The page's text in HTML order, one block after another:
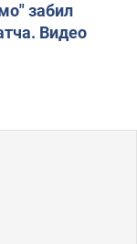
забил
Видео